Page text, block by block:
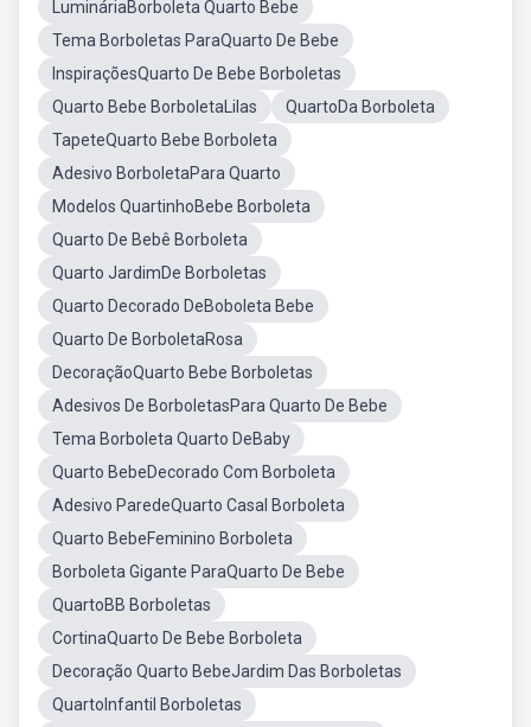
LumináriaBorboleta Quarto Bebe
Tema Borboletas ParaQuarto De Bebe
InspiraçõesQuarto De Bebe Borboletas
Quarto Bebe BorboletaLilas
QuartoDa Borboleta
TapeteQuarto Bebe Borboleta
Adesivo BorboletaPara Quarto
Modelos QuartinhoBebe Borboleta
Quarto De Bebê Borboleta
Quarto JardimDe Borboletas
Quarto Decorado DeBoboleta Bebe
Quarto De BorboletaRosa
DecoraçãoQuarto Bebe Borboletas
Adesivos De BorboletasPara Quarto De Bebe
Tema Borboleta Quarto DeBaby
Quarto BebeDecorado Com Borboleta
Adesivo ParedeQuarto Casal Borboleta
Quarto BebeFeminino Borboleta
Borboleta Gigante ParaQuarto De Bebe
QuartoBB Borboletas
CortinaQuarto De Bebe Borboleta
Decoração Quarto BebeJardim Das Borboletas
QuartoInfantil Borboletas